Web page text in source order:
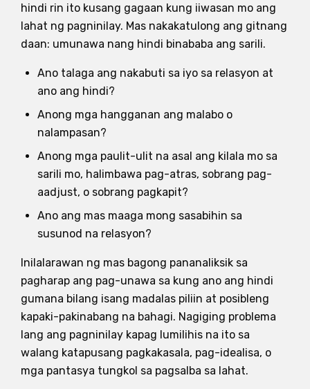
hindi rin ito kusang gagaan kung iiwasan mo ang
lahat ng pagninilay. Mas nakakatulong ang gitnang
daan: umunawa nang hindi binababa ang sarili.
Ano talaga ang nakabuti sa iyo sa relasyon at
ano ang hindi?
Anong mga hangganan ang malabo o
nalampasan?
Anong mga paulit-ulit na asal ang kilala mo sa
sarili mo, halimbawa pag-atras, sobrang pag-
aadjust, o sobrang pagkapit?
Ano ang mas maaga mong sasabihin sa
susunod na relasyon?
Inilalarawan ng mas bagong pananaliksik sa
pagharap ang pag-unawa sa kung ano ang hindi
gumana bilang isang madalas piliin at posibleng
kapaki-pakinabang na bahagi. Nagiging problema
lang ang pagninilay kapag lumilihis na ito sa
walang katapusang pagkakasala, pag-idealisa, o
mga pantasya tungkol sa pagsalba sa lahat.